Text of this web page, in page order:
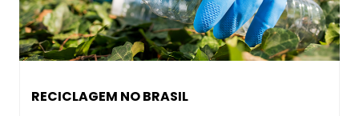
RECICLAGEM NO BRASIL